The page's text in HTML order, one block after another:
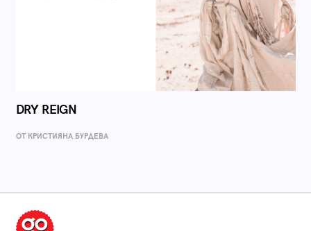
DRY REIGN
ОТ КРИСТИЯНА БУРДЕВА